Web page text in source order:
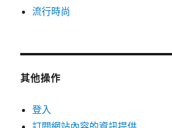
流行時尚
其他操作
登入